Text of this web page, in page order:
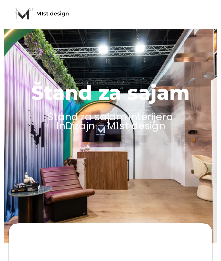
Štand za sajam
Štand za sajam interijera
InDizajn – M1st design